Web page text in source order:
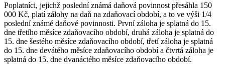
Poplatníci, jejichž poslední známá daňová povinnost přesáhla 150
000 Kč, platí zálohy na daň na zdaňovací období, a to ve výši 1/4
poslední známé daňové povinnosti. První záloha je splatná do 15.
dne třetího měsíce zdaňovacího období, druhá záloha je splatná do
15. dne šestého měsíce zdaňovacího období, třetí záloha je splatná
do 15. dne devátého měsíce zdaňovacího období a čtvrtá záloha je
splatná do 15. dne dvanáctého měsíce zdaňovacího období.